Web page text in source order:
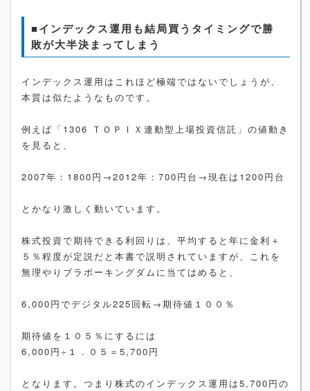
■インデックス運用も結局買うタイミングで勝
敗が大半決まってしまう
インデックス運用はこれほど極端ではないでしょうが、
本質は似たようなものです。
例えば「1306 ＴＯＰＩＸ連動型上場投資信託」の値動き
を見ると、
2007年：1800円→2012年：700円台→現在は1200円台
とかなり激しく動いています。
株式投資で期待できる利回りは、平均すると年に金利＋
５％程度が定説だと本書で説明されていますが、これを
無理やりブラボーキングダムに当てはめると、
6,000円でデジタル225回転→期待値１００％
期待値を１０５％にするには
6,000円÷１．０５＝5,700円
となります。つまり株式のインデックス運用は5,700円の